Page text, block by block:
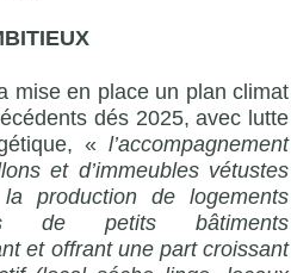
mise en place un plan climat
dés 2025, avec lutte
« l’accompagnement
et d’immeubles vétustes
production de logements
de petits bâtiments
et offrant une part croissant